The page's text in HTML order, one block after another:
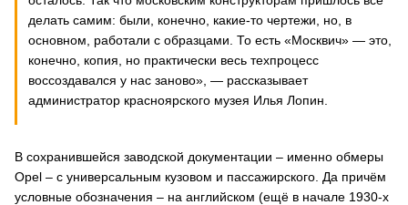
делать самим: были, конечно, какие-то чертежи, но, в
основном, работали с образцами. То есть «Москвич» — это,
конечно, копия, но практически весь техпроцесс
воссоздавался у нас заново», — рассказывает
администратор красноярского музея Илья Лопин.
В сохранившейся заводской документации – именно обмеры
Opel – с универсальным кузовом и пассажирского. Да причём
условные обозначения – на английском (ещё в начале 1930-х